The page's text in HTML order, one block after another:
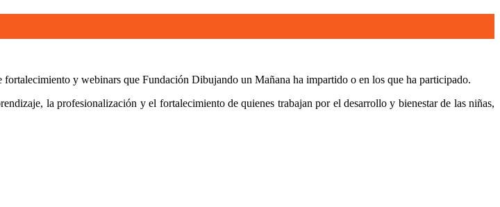
y webinars que Fundación Dibujando un Mañana ha impartido o en los que ha participado.
la profesionalización y el fortalecimiento de quienes trabajan por el desarrollo y bienestar de las niñas,